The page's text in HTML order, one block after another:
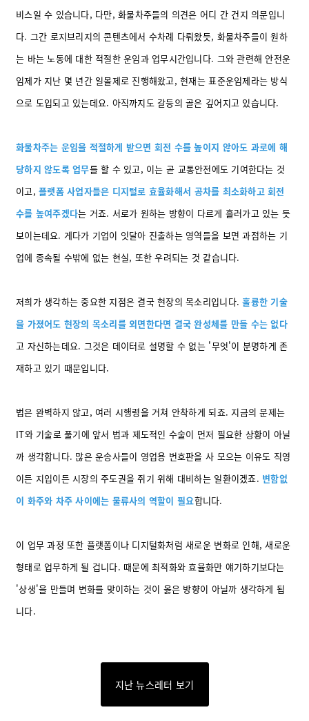
비스일 수 있습니다, 다만, 화물차주들의 의견은 어디 간 건지 의문입니
다. 그간 로지브리지의 콘텐츠에서 수차례 다뤄왔듯, 화물차주들이 원하
는 바는 노동에 대한 적절한 운임과 업무시간입니다. 그와 관련해 안전운
임제가 지난 몇 년간 일몰제로 진행해왔고, 현재는 표준운임제라는 방식
으로 도입되고 있는데요. 아직까지도 갈등의 골은 깊어지고 있습니다.
화물차주는 운임을 적절하게 받으면 회전 수를 높이지 않아도 과로에 해
당하지 않도록 업무를 할 수 있고, 이는 곧 교통안전에도 기여한다는 것
이고,플랫폼 사업자들은 디지털로 효율화해서 공차를 최소화하고 회전
수를 높여주겠다는 거죠. 서로가 원하는 방향이 다르게 흘러가고 있는 듯
보이는데요. 게다가 기업이 잇달아 진출하는 영역들을 보면 과점하는 기
업에 종속될 수밖에 없는 현실, 또한 우려되는 것 같습니다.
저희가 생각하는 중요한 지점은 결국 현장의 목소리입니다.훌륭한 기술
을 가졌어도 현장의 목소리를 외면한다면 결국 완성체를 만들 수는 없다
고 자신하는데요. 그것은 데이터로 설명할 수 없는 '무엇'이 분명하게 존
재하고 있기 때문입니다.
법은 완벽하지 않고, 여러 시행령을 거쳐 안착하게 되죠. 지금의 문제는
IT와 기술로 풀기에 앞서 법과 제도적인 수술이 먼저 필요한 상황이 아닐
까 생각합니다. 많은 운송사들이 영업용 번호판을 사 모으는 이유도 직영
이든 지입이든 시장의 주도권을 쥐기 위해 대비하는 일환이겠죠. 변함없
이 화주와 차주 사이에는 물류사의 역할이 필요합니다.
이 업무 과정 또한 플랫폼이나 디지털화처럼 새로운 변화로 인해, 새로운
형태로 업무하게 될 겁니다. 때문에 최적화와 효율화만 얘기하기보다는
'상생'을 만들며 변화를 맞이하는 것이 옳은 방향이 아닐까 생각하게 됩
니다.
지난 뉴스레터 보기